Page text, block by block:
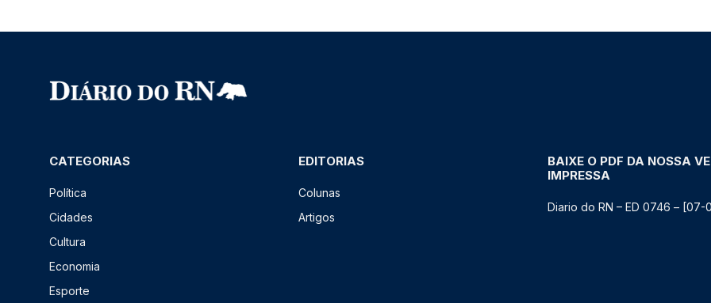
CATEGORIAS
Política
Cidades
Cultura
Economia
Esporte
EDITORIAS
Colunas
Artigos
BAIXE O PDF DA NOSSA
IMPRESSA
Diario do RN – ED 0746 – [07-